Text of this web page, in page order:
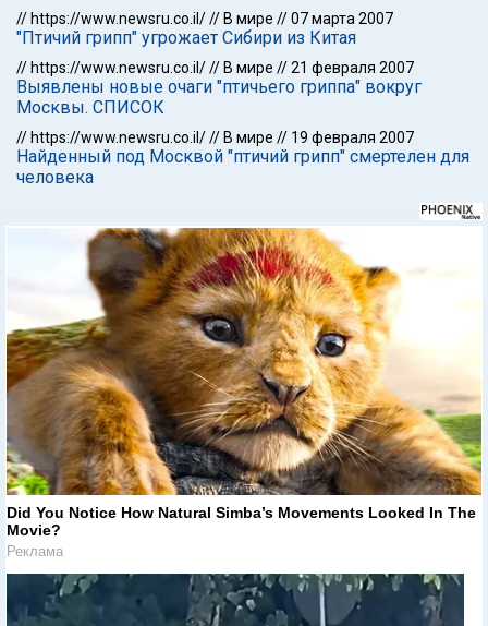
// https://www.newsru.co.il/// В мире //07 марта 2007
"Птичий грипп" угрожает Сибири из Китая
// https://www.newsru.co.il/// В мире //21 февраля 2007
Выявлены новые очаги "птичьего гриппа" вокруг
Москвы. СПИСОК
// https://www.newsru.co.il/// В мире // 19 февраля 2007
Найденный под Москвой "птичий грипп" смертелен для
человека
Did You Notice How Natural Simba’s Movements Looked In The
Movie?
Реклама